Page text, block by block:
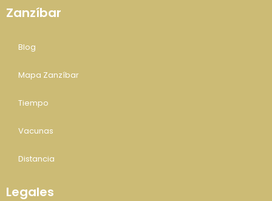
Zanzíbar
Blog
Mapa Zanzíbar
Tiempo
Vacunas
Distancia
Legales